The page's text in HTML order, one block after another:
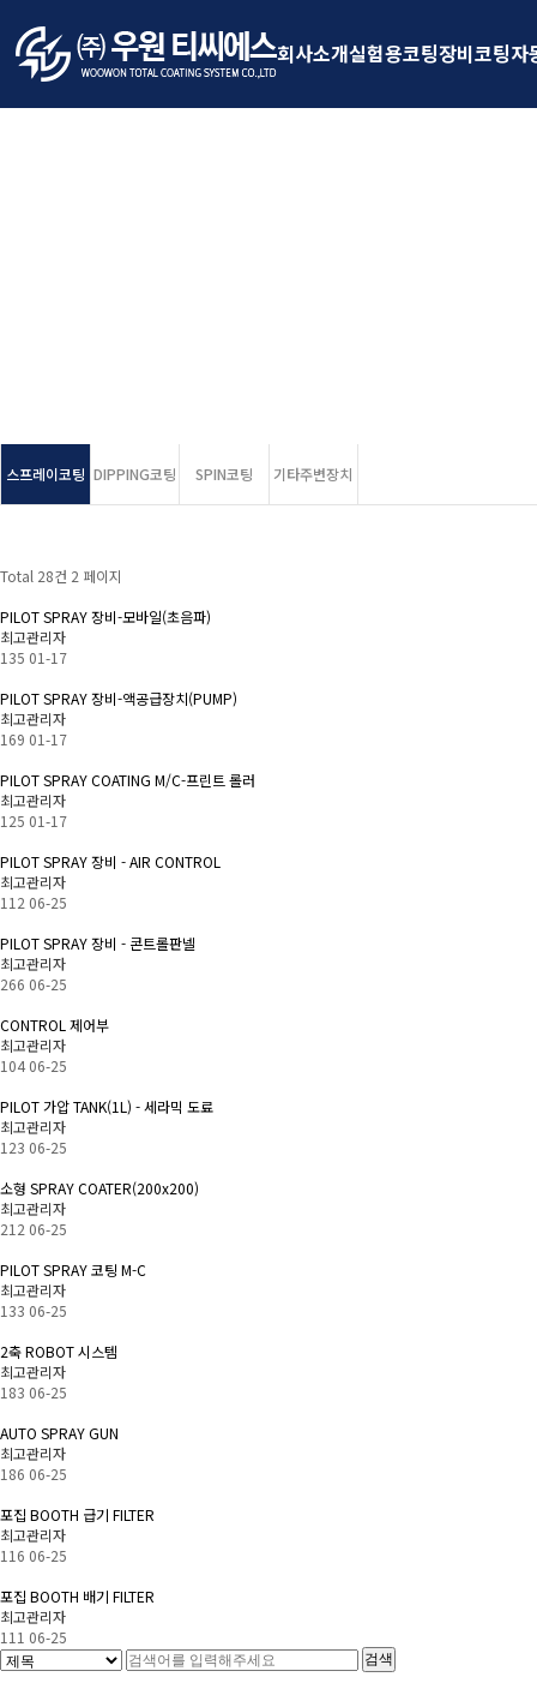
회사소개실험용코팅장비코팅자
스프레이코팅 DIPPING코팅 SPIN코팅 기타주변장치
Total 28건 2 페이지
PILOT SPRAY 장비-모바일(초음파)
최고관리자
135 01-17
PILOT SPRAY 장비-액공급장치(PUMP)
최고관리자
169 01-17
PILOT SPRAY COATING M/C-프린트 롤러
최고관리자
125 01-17
PILOT SPRAY 장비 - AIR CONTROL
최고관리자
112 06-25
PILOT SPRAY 장비 - 콘트롤판넬
최고관리자
266 06-25
CONTROL 제어부
최고관리자
104 06-25
PILOT 가압 TANK(1L) - 세라믹 도료
최고관리자
123 06-25
소형 SPRAY COATER(200x200)
최고관리자
212 06-25
PILOT SPRAY 코팅 M-C
최고관리자
133 06-25
2축 ROBOT 시스템
최고관리자
183 06-25
AUTO SPRAY GUN
최고관리자
186 06-25
포집 BOOTH 급기 FILTER
최고관리자
116 06-25
포집 BOOTH 배기 FILTER
최고관리자
111 06-25